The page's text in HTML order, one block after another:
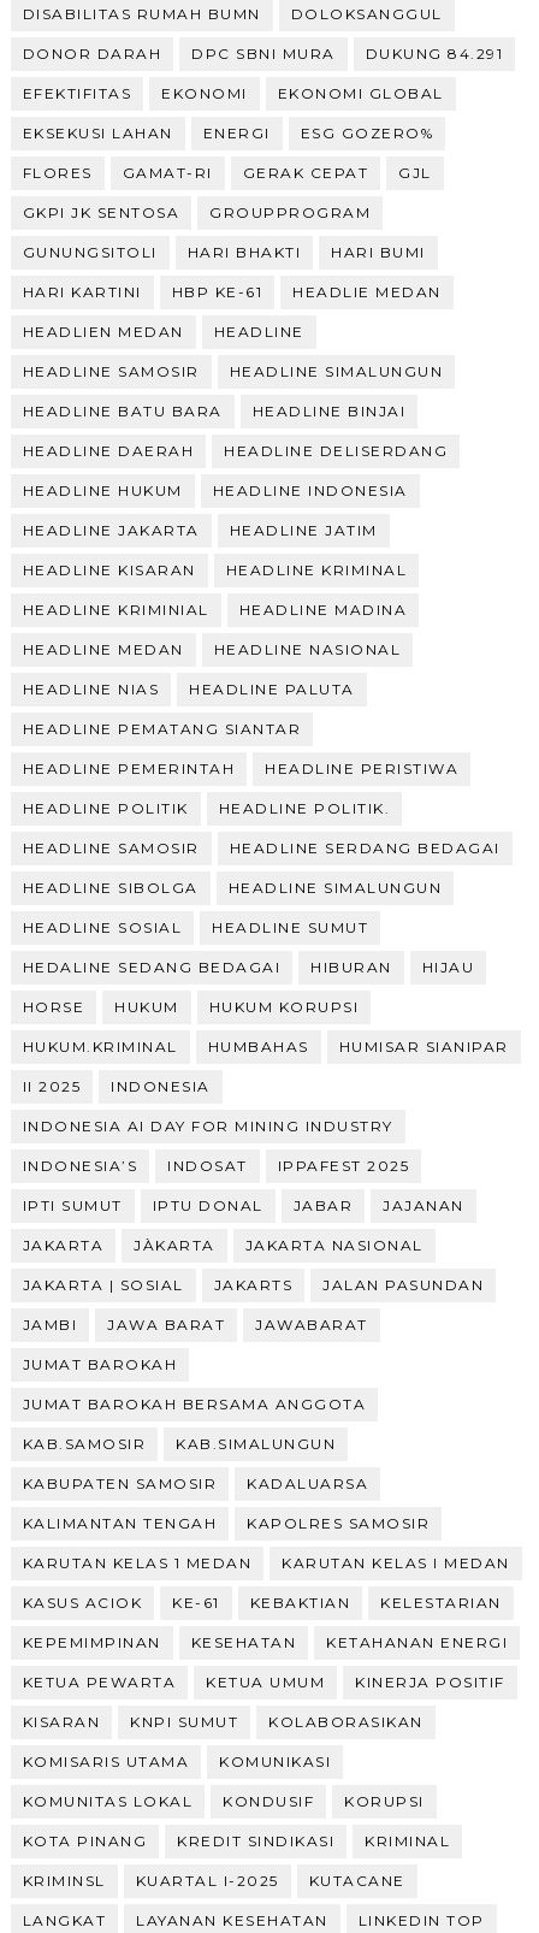
DISABILITAS RUMAH BUMN DOLOKSANGGUL
DONOR DARAH DPC SBNI MURA DUKUNG 84.291
EFEKTIFITAS EKONOMI EKONOMI GLOBAL
EKSEKUSI LAHAN ENERGI ESG GOZERO%
FLORES GAMAT-RI GERAK CEPAT GJL
GKPI JK SENTOSA GROUPPROGRAM
GUNUNGSITOLI HARI BHAKTI HARI BUMI
HARI KARTINI HBP KE-61 HEADLIE MEDAN
HEADLIEN MEDAN HEADLINE
HEADLINE SAMOSIR HEADLINE SIMALUNGUN
HEADLINE BATU BARA HEADLINE BINJAI
HEADLINE DAERAH HEADLINE DELISERDANG
HEADLINE HUKUM HEADLINE INDONESIA
HEADLINE JAKARTA HEADLINE JATIM
HEADLINE KISARAN HEADLINE KRIMINAL
HEADLINE KRIMINIAL HEADLINE MADINA
HEADLINE MEDAN HEADLINE NASIONAL
HEADLINE NIAS HEADLINE PALUTA
HEADLINE PEMATANG SIANTAR
HEADLINE PEMERINTAH HEADLINE PERISTIWA
HEADLINE POLITIK HEADLINE POLITIK.
HEADLINE SAMOSIR HEADLINE SERDANG BEDAGAI
HEADLINE SIBOLGA HEADLINE SIMALUNGUN
HEADLINE SOSIAL HEADLINE SUMUT
HEDALINE SEDANG BEDAGAI HIBURAN HIJAU
HORSE HUKUM HUKUM KORUPSI
HUKUM.KRIMINAL HUMBAHAS HUMISAR SIANIPAR
II 2025 INDONESIA
INDONESIA AI DAY FOR MINING INDUSTRY
INDONESIA’S INDOSAT IPPAFEST 2025
IPTI SUMUT IPTU DONAL JABAR JAJANAN
JAKARTA JÀKARTA JAKARTA NASIONAL
JAKARTA | SOSIAL JAKARTS JALAN PASUNDAN
JAMBI JAWA BARAT JAWABARAT
JUMAT BAROKAH
JUMAT BAROKAH BERSAMA ANGGOTA
KAB.SAMOSIR KAB.SIMALUNGUN
KABUPATEN SAMOSIR KADALUARSA
KALIMANTAN TENGAH KAPOLRES SAMOSIR
KARUTAN KELAS 1 MEDAN KARUTAN KELAS I MEDAN
KASUS ACIOK KE-61 KEBAKTIAN KELESTARIAN
KEPEMIMPINAN KESEHATAN KETAHANAN ENERGI
KETUA PEWARTA KETUA UMUM KINERJA POSITIF
KISARAN KNPI SUMUT KOLABORASIKAN
KOMISARIS UTAMA KOMUNIKASI
KOMUNITAS LOKAL KONDUSIF KORUPSI
KOTA PINANG KREDIT SINDIKASI KRIMINAL
KRIMINSL KUARTAL I-2025 KUTACANE
LANGKAT LAYANAN KESEHATAN LINKEDIN TOP